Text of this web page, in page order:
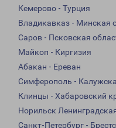
Кемерово - Турция
Владикавказ - Минская
Саров - Псковская
Майкоп - Киргизия
Абакан - Ереван
Симферополь -
Клинцы - Хабаровский
Норильск
Санкт-Петербург -